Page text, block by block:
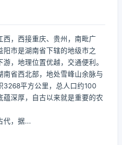
，西接重庆、贵州，南毗广
市是湖南省下辖的地级市之
，地理位置优越，交通便利。
省西北部，地处雪峰山余脉与
3268平方公里，总人口约100
深厚，自古以来就是重要的农
代，据...